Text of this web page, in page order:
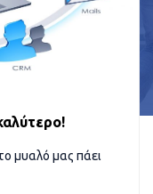
μυαλό μας πάει